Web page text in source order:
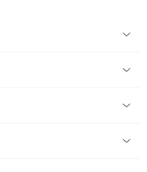
También se requiere un
requerir que el conductor haya
criptomoneda. Se requiere el pago
El monto del depósito varía
de que el vehículo se
proporcionó.